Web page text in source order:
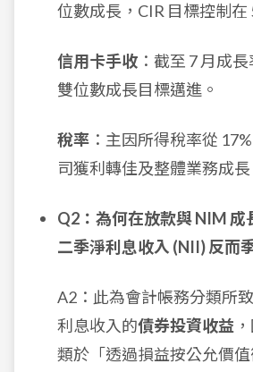
位數成長，CIR 目標控制在
信用卡手收 ：截至 7 月成
雙位數成長目標邁進。
稅率 ：主因所得稅率從
司獲利轉佳及整體業務成長
Q2：為何在放款與 NIM 成
二季淨利息收入 (NII) 反而
A2：此為會計帳務分類所
利息收入的債券投資收益
類於「透過損益按公允價